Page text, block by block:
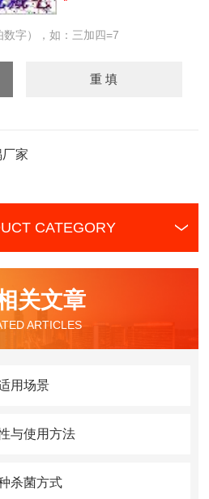
字），如：三加四=7
家
CATEGORY
关文章
ARTICLES
用场景
与使用方法
杀菌方式